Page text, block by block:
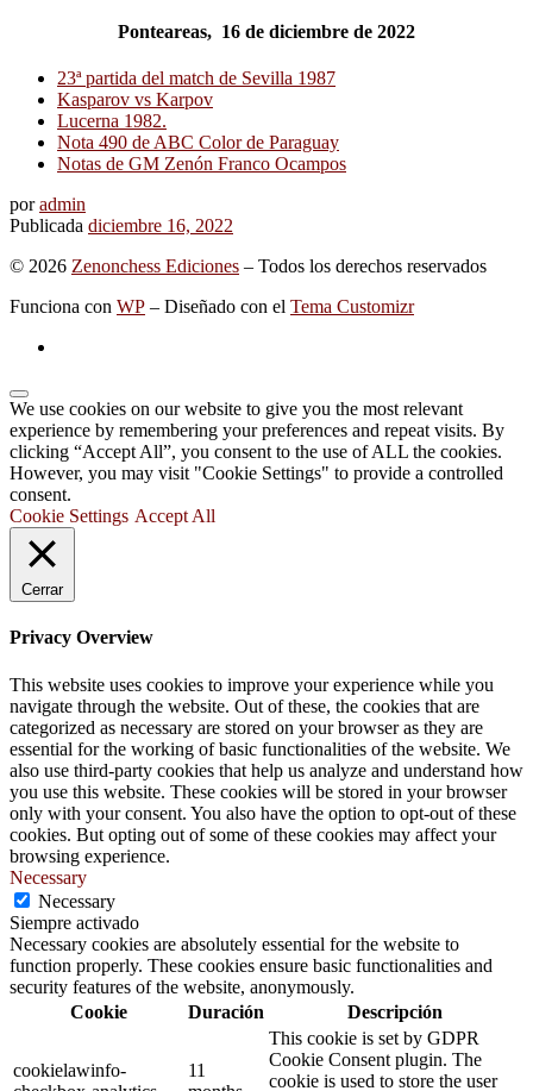
Ponteareas, 16 de diciembre de 2022
23ª partida del match de Sevilla 1987
Kasparov vs Karpov
Lucerna 1982.
Nota 490 de ABC Color de Paraguay
Notas de GM Zenón Franco Ocampos
poradmin
Publicada diciembre 16, 2022
© 2026 Zenonchess Ediciones – Todos los derechos reservados
Funciona con WP – Diseñado con el Tema Customizr
We use cookies on our website to give you the most relevant
experience by remembering your preferences and repeat visits. By
clicking “Accept All”, you consent to the use of ALL the cookies.
However, you may visit "Cookie Settings" to provide a controlled
consent.
Cookie Settings Accept All
Cerrar
Privacy Overview
This website uses cookies to improve your experience while you
navigate through the website. Out of these, the cookies that are
categorized as necessary are stored on your browser as they are
essential for the working of basic functionalities of the website. We
also use third-party cookies that help us analyze and understand how
you use this website. These cookies will be stored in your browser
only with your consent. You also have the option to opt-out of these
cookies. But opting out of some of these cookies may affect your
browsing experience.
Necessary
Necessary
Siempre activado
Necessary cookies are absolutely essential for the website to
function properly. These cookies ensure basic functionalities and
security features of the website, anonymously.
Cookie
Duración Descripción
cookielawinfo-
11
This cookie is set by GDPR
Cookie Consent plugin. The
cookie is used to store the user